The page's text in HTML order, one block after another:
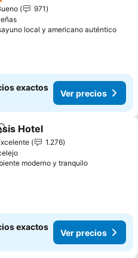
971
local y americano auténticoVer
exactos
Ver precios
a favoritos
Hotel
1.276
moderno y tranquiloVer
exactos
Ver precios